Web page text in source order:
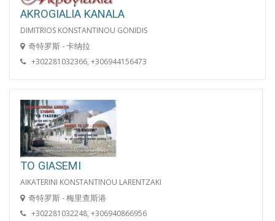
AKROGIALIA KANALA
DIMITRIOS KONSTANTINOU GONIDIS
奇特罗斯 - 卡纳拉
+302281032366, +306944156473
TO GIASEMI
AIKATERINI KONSTANTINOU LARENTZAKI
奇特罗斯 - 梅里查斯港
+302281032248, +306940866956